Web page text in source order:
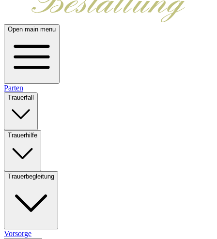
Open main menu
Parten
Trauerfall
Trauerhilfe
Trauerbegleitung
Vorsorge